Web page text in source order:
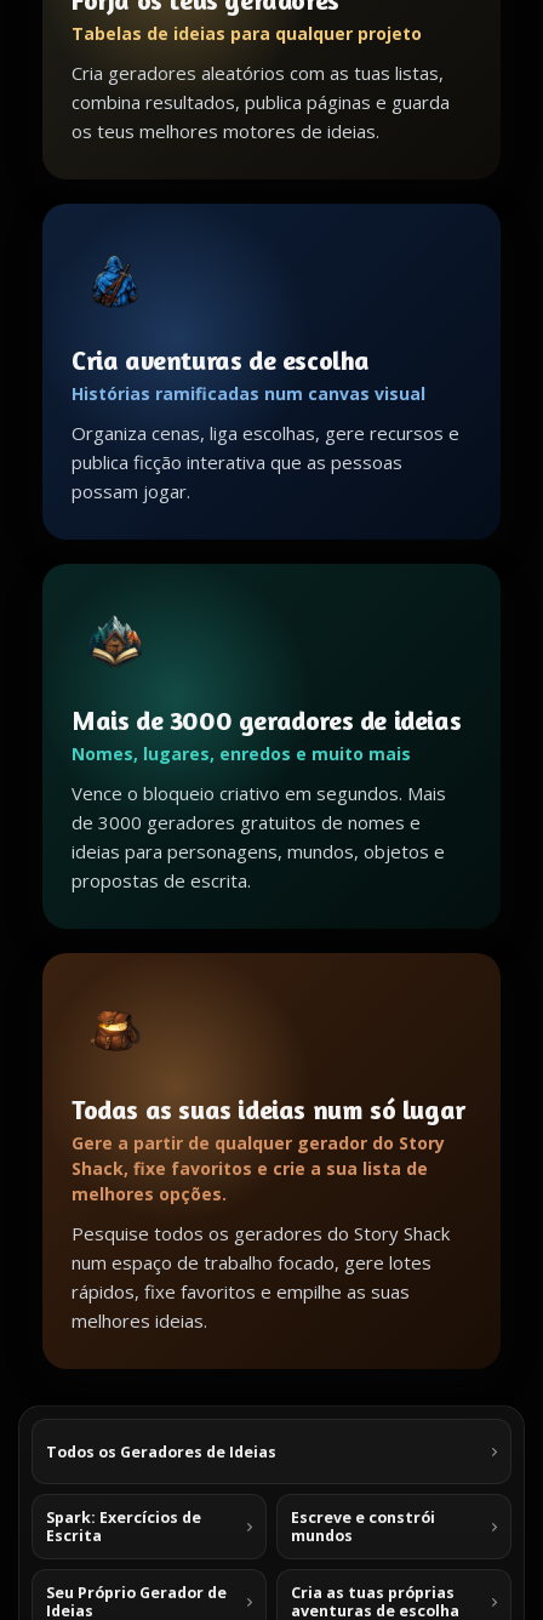
Tabelas de ideias para qualquer projeto
Cria geradores aleatórios com as tuas listas,
combina resultados, publica páginas e guarda
os teus melhores motores de ideias.
Cria aventuras de escolha
Histórias ramificadas num canvas visual
Organiza cenas, liga escolhas, gere recursos e
publica ficção interativa que as pessoas
possam jogar.
Mais de 3000 geradores de ideias
Nomes, lugares, enredos e muito mais
Vence o bloqueio criativo em segundos. Mais
de 3000 geradores gratuitos de nomes e
ideias para personagens, mundos, objetos e
propostas de escrita.
Todas as suas ideias num só lugar
Gere a partir de qualquer gerador do Story
Shack, fixe favoritos e crie a sua lista de
melhores opções.
Pesquise todos os geradores do Story Shack
num espaço de trabalho focado, gere lotes
rápidos, fixe favoritos e empilhe as suas
melhores ideias.
Todos os Geradores de Ideias
Spark: Exercícios de
Escrita
Escreve e constrói
mundos
Seu Próprio Gerador de
Ideias
Cria as tuas próprias
aventuras de escolha